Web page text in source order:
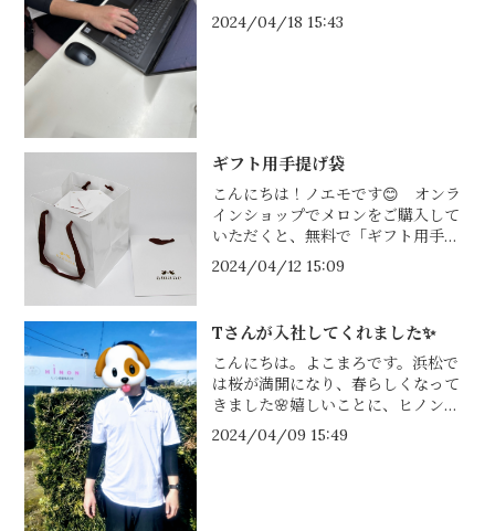
メロンを取り扱っていただいている
「フルーツショップ青木」さんで勤
2024/04/18 15:43
ギフト用手提げ袋
こんにちは！ノエモです😊 オンラ
インショップでメロンをご購入して
いただくと、無料で「ギフト用手提
げ袋」をお付けすることが可能です
✨天使が描かれていてシンプルなが
2024/04/12 15:09
Tさんが入社してくれました✨
こんにちは。よこまろです。浜松で
は桜が満開になり、春らしくなって
きました🌸嬉しいことに、ヒノン農
業に4月から新しくTさんが入ってく
れました！果物専門店で勤務された
2024/04/09 15:49